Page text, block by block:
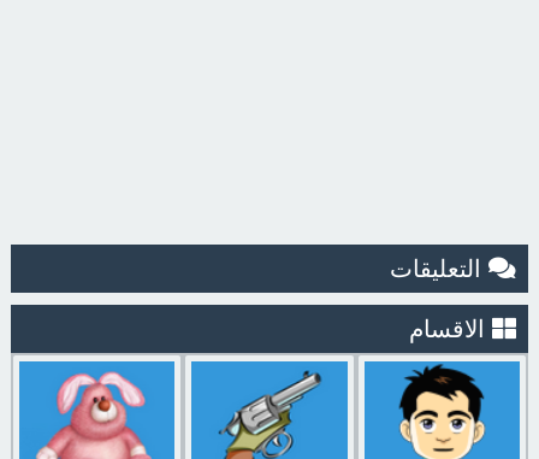
التعليقات
الاقسام